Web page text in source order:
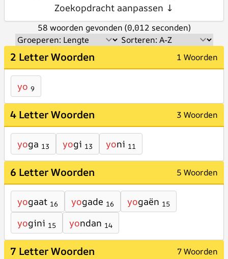
Zoekopdracht aanpassen ↓
58 woorden gevonden (0,012 seconden)
2 Letter Woorden 1 Woorden
yo 9
4 Letter Woorden 3 Woorden
yoga 13 yogi 13 yoni 11
6 Letter Woorden 5 Woorden
yogaat 16 yogade 16 yogaën 15
yogini 15 yondan 14
7 Letter Woorden 7 Woorden